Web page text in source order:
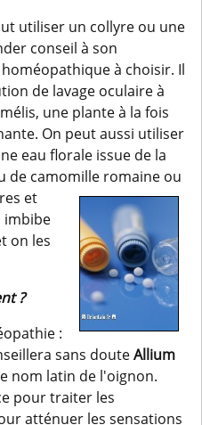
utiliser un collyre ou une
conseil à son
à choisir. Il
de lavage oculaire à
une plante à la fois
On peut aussi utiliser
eau florale issue de la
de camomille romaine ou
et
imbibe
on les
?
:
sans douteAllium
nom latin de l'oignon.
pour traiter les
atténuer les sensations